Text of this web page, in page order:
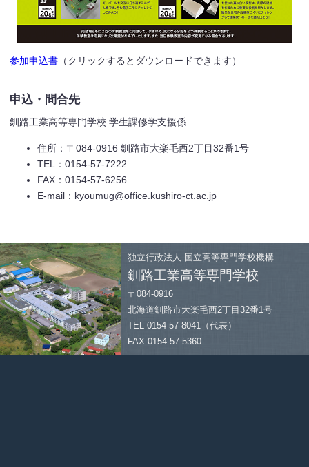
参加申込書 （クリックするとダウンロードできます）
申込・問合先
釧路工業高等専門学校 学生課修学支援係
住所：〒084-0916 釧路市大楽毛西2丁目32番1号
TEL：0154-57-7222
FAX：0154-57-6256
E-mail：kyoumug@office.kushiro-ct.ac.jp
独立行政法人 国立高等専門学校機構
釧路工業高等専門学校
〒084-0916
北海道釧路市大楽毛西2丁目32番1号
TEL 0154-57-8041（代表）
FAX 0154-57-5360